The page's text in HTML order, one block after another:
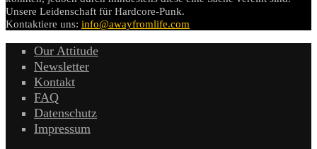
Unsere Leidenschaft für Hardcore-Punk.
Kontaktiere uns: info@awayfromlife.com
Our Attitude
Newsletter
Kontakt
FAQ
Datenschutz
Impressum